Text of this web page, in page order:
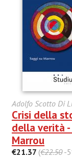
Adolfo Scotto Di
Crisi della
della verità -
Marrou
€21.37 (€22.50-